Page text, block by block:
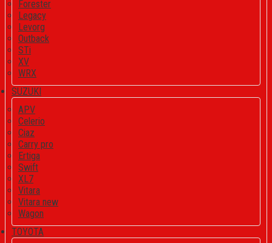
Forester
Legacy
Levorg
Outback
STi
XV
WRX
SUZUKI
APV
Celerio
Ciaz
Carry pro
Ertiga
Swift
XL7
Vitara
Vitara new
Wagon
TOYOTA